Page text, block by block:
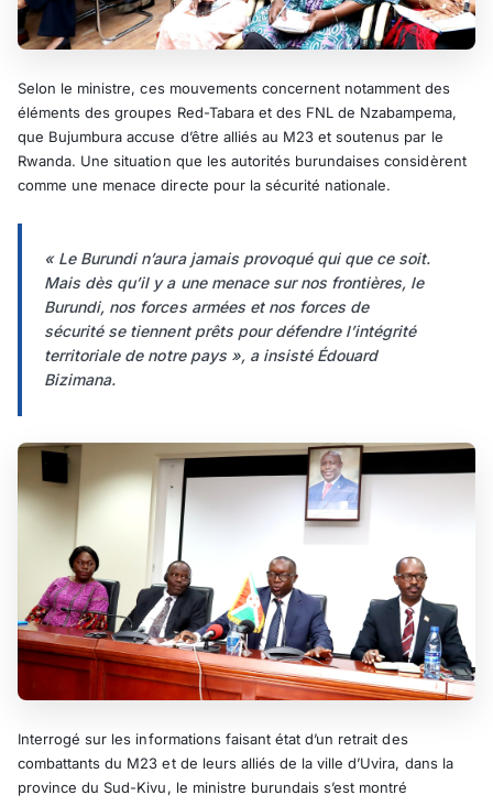
Selon le ministre, ces mouvements concernent notamment des
éléments des groupes Red-Tabara et des FNL de Nzabampema,
que Bujumbura accuse d’être alliés au M23 et soutenus par le
Rwanda. Une situation que les autorités burundaises considèrent
comme une menace directe pour la sécurité nationale.
« Le Burundi n’aura jamais provoqué qui que ce soit.
Mais dès qu’il y a une menace sur nos frontières, le
Burundi, nos forces armées et nos forces de
sécurité se tiennent prêts pour défendre l’intégrité
territoriale de notre pays », a insisté Édouard
Bizimana.
Interrogé sur les informations faisant état d’un retrait des
combattants du M23 et de leurs alliés de la ville d’Uvira, dans la
province du Sud-Kivu, le ministre burundais s’est montré